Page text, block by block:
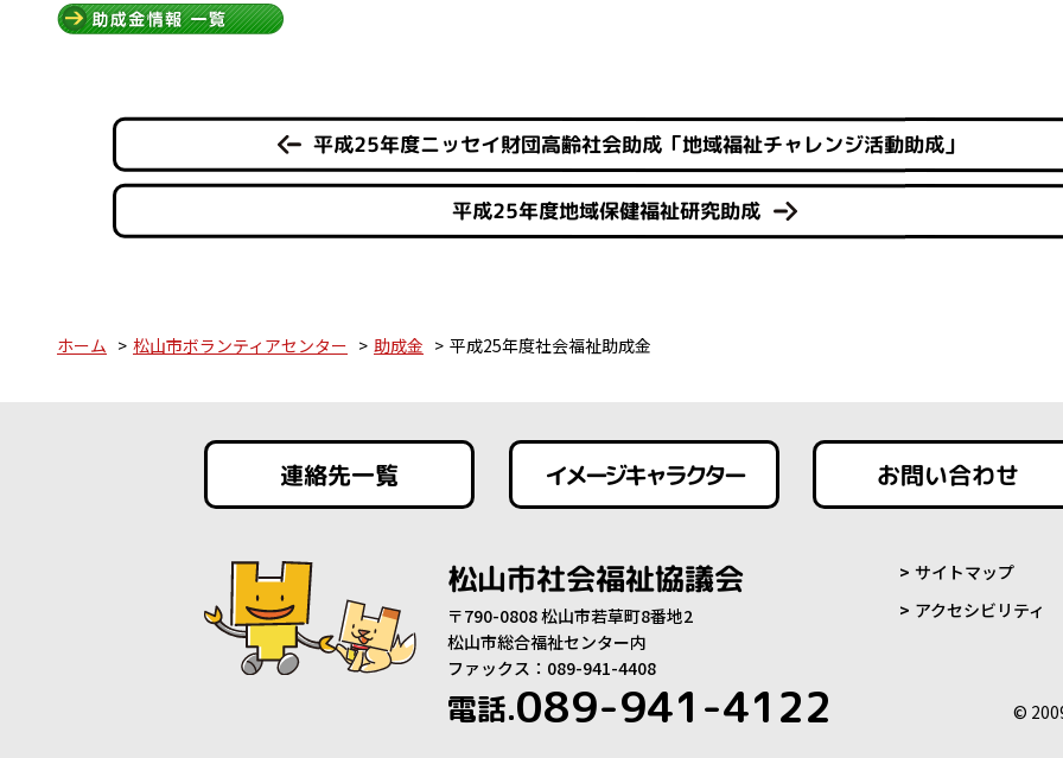
平成25年度ニッセイ財団高齢社会助成「地域福祉チャレンジ活動助成」
平成25年度地域保健福祉研究助成
ホーム 松山市ボランティアセンター 助成金 平成25年度社会福祉助成金
連絡先一覧 イメージキャラクター お問い合わせ
松山市社会福祉協議会
〒790-0808 松山市若草町8番地2
松山市総合福祉センター内
ファックス：089-941-4408
電話.089-941-4122
サイトマップ
アクセシビリティ
©